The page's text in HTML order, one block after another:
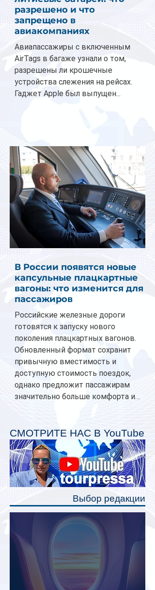
разрешено и что
запрещено в
авиакомпаниях
Авиапассажиры с включенным
AirTags в багаже узнали о том,
разрешены ли крошечные
устройства слежения на рейсах.
Гаджет Apple был выпущен...
В России появятся новые
капсульные плацкартные
вагоны: что изменится для
пассажиров
Российские железные дороги
готовятся к запуску нового
поколения плацкартных вагонов.
Обновленный формат сохранит
привычную вместимость и
доступную стоимость поездок,
однако предложит пассажирам
значительно больше комфорта и
планируется начать в 2027 году.
Одним из главных нововведений
станут индивидуальные шторки у
каждого спального места. Они
позволят пассажирам закрыть свою
полку во время сна или отдыха,
СМОТРИТЕ НАС В YouTube
Выбор редакции